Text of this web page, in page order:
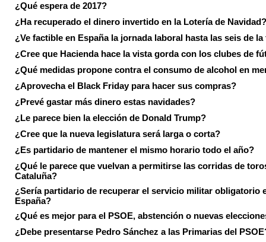
¿Qué espera de 2017?
¿Ha recuperado el dinero invertido en la Lotería de Navidad?
¿Ve factible en España la jornada laboral hasta las seis de la
¿Cree que Hacienda hace la vista gorda con los clubes de
¿Qué medidas propone contra el consumo de alcohol en
¿Aprovecha el Black Friday para hacer sus compras?
¿Prevé gastar más dinero estas navidades?
¿Le parece bien la elección de Donald Trump?
¿Cree que la nueva legislatura será larga o corta?
¿Es partidario de mantener el mismo horario todo el año?
¿Qué le parece que vuelvan a permitirse las corridas de
Cataluña?
¿Sería partidario de recuperar el servicio militar obligatorio
España?
¿Qué es mejor para el PSOE, abstención o nuevas
¿Debe presentarse Pedro Sánchez a las Primarias del